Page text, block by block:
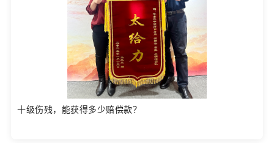
十级伤残，能获得多少赔偿款？